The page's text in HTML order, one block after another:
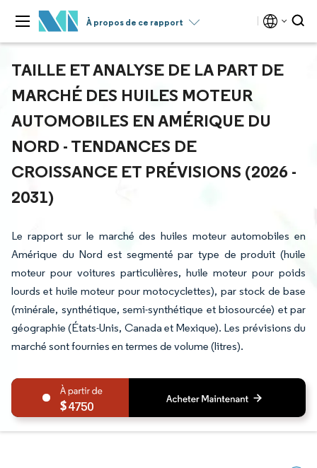
À propos de ce rapport
TAILLE ET ANALYSE DE LA PART DE
MARCHÉ DES HUILES MOTEUR
AUTOMOBILES EN AMÉRIQUE DU
NORD - TENDANCES DE
CROISSANCE ET PRÉVISIONS (2026 -
2031)
Le rapport sur le marché des huiles moteur automobiles en
Amérique du Nord est segmenté par type de produit (huile
moteur pour voitures particulières, huile moteur pour poids
lourds et huile moteur pour motocyclettes), par stock de base
(minérale, synthétique, semi-synthétique et biosourcée) et par
géographie (États-Unis, Canada et Mexique). Les prévisions du
marché sont fournies en termes de volume (litres).
4750